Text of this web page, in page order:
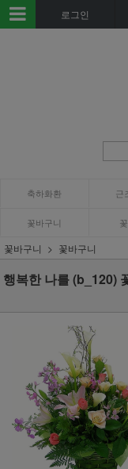
로그인
축하화환 근
꽃바구니
꽃바구니 꽃바구니
행복한 나를 (b_120)